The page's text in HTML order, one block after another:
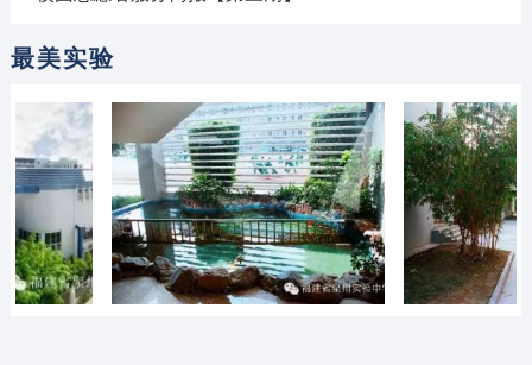
最美实验